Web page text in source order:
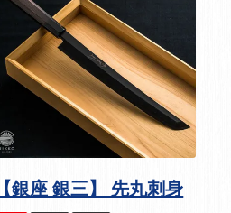
【銀座 銀三】 先丸刺身